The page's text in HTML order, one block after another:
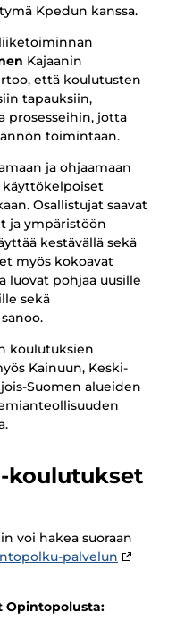
Kpedun kanssa.
Kajaanin
että koulutusten
tapauksiin,
prosesseihin, jotta
toimintaan.
ja ohjaamaan
Osallistujat saavat
ja ympäristöön
kestävällä sekä
myös kokoavat
luovat pohjaa uusille
sekä
koulutuksien
Kainuun, Keski-
Suomen alueiden
koulutukset
voi hakea suoraan
palvelun
Opintopolusta: